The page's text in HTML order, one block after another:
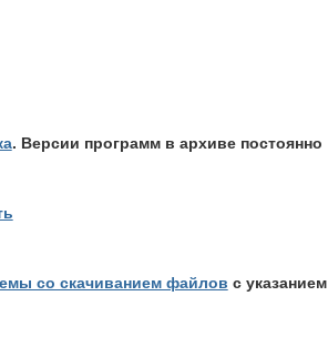
. Версии программ в архиве постоянно
со скачиванием файлов с указанием